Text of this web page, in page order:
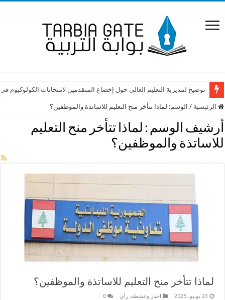
توضيح لمديرية التعليم العالي حول إخضاع المتقدمين لامتحانات الكولوكيوم
الرئيسية / الوسم: لماذا تتأخر منح التعليم للاساتذة والموظفين؟
أرشيف الوسم : لماذا تتأخر منح التعليم
للاساتذة والموظفين؟
لماذا تتأخر منح التعليم للاساتذة والموظفين؟
23 يونيو، 2025 اخبار وانشطة,رأي 0